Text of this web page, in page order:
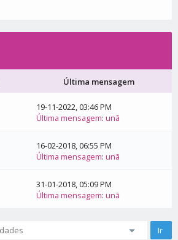
Última mensagem
19-11-2022, 03:46 PM
Última mensagem:unã
16-02-2018, 06:55 PM
Última mensagem:unã
31-01-2018, 05:09 PM
Última mensagem:unã